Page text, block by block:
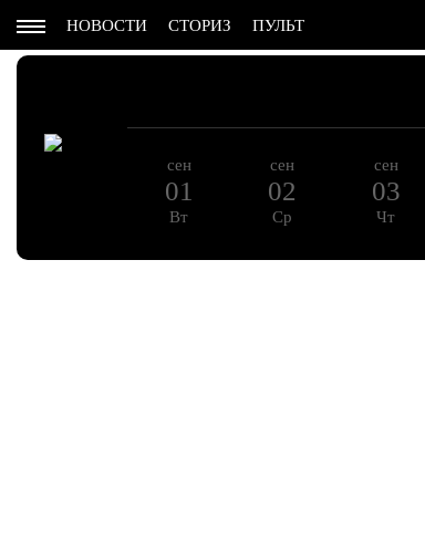
НОВОСТИ СТОРИЗ ПУЛЬТ
сен
01
Вт
сен
02
Ср
сен
03
Чт